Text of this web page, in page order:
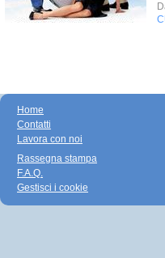
Home
Contatti
Lavora con noi
Rassegna stampa
F.A.Q.
Gestisci i cookie